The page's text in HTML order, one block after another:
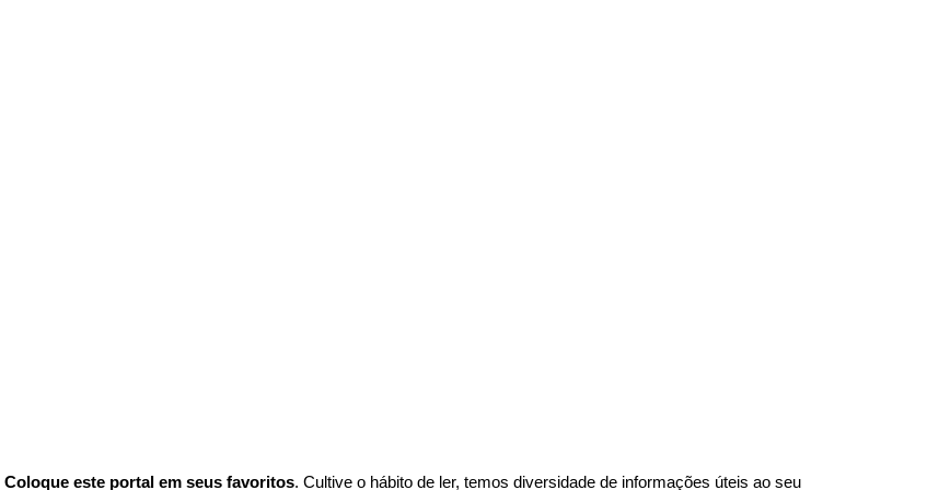
Coloque este portal em seus favoritos. Cultive o hábito de ler, temos diversidade de informações úteis ao seu